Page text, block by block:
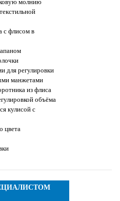
молнию
с флисом в
для регулировки
манжетами
из флиса
объёма
кулисой с
цвета